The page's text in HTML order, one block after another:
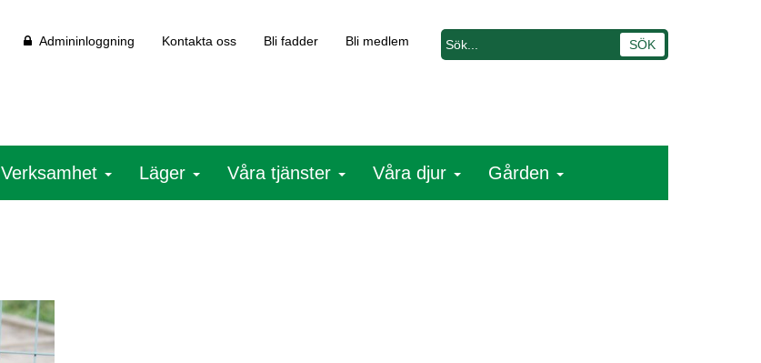
Admininloggning Kontakta oss Bli fadder Bli medlem
Verksamhet Läger Våra tjänster Våra djur Gården